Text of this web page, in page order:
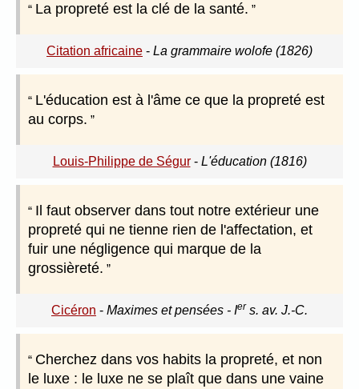
La propreté est la clé de la santé.
Citation africaine - La grammaire wolofe (1826)
L'éducation est à l'âme ce que la propreté est
au corps.
Louis-Philippe de Ségur- L'éducation (1816)
Il faut observer dans tout notre extérieur une
propreté qui ne tienne rien de l'affectation, et
fuir une négligence qui marque de la
grossièreté.
Cicéron - Maximes et pensées - Ier s. av. J.-C.
Cherchez dans vos habits la propreté, et non
le luxe : le luxe ne se plaît que dans une vaine